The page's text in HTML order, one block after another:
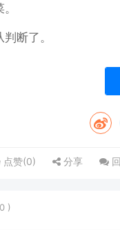
断了。
点赞(0) 分享
0 )